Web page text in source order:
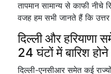
तापमान सामान्य से काफी नीचे
वजह हम सभी जानते हैं कि
दिल्ली और हरियाणा
24 घंटों में बारिश
दिल्ली-एनसीआर समेत कई